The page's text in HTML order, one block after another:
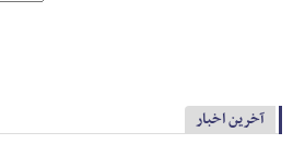
آخرین اخبار